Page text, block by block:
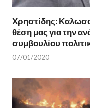
Χρηστίδης:
θέση μας για την
συμβουλίου
07/01/2020